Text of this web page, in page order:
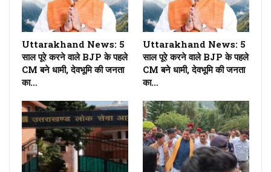
Uttarakhand News: 5
साल पूरे करने वाले BJP के पहले
CM बने धामी, देवभूमि की जनता
का…
Uttarakhand News: 5
साल पूरे करने वाले BJP के पहले
CM बने धामी, देवभूमि की जनता
का…